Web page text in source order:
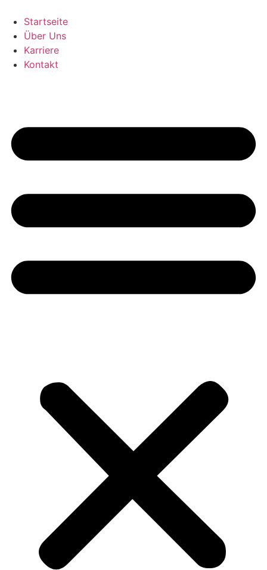
Startseite
Über Uns
Karriere
Kontakt